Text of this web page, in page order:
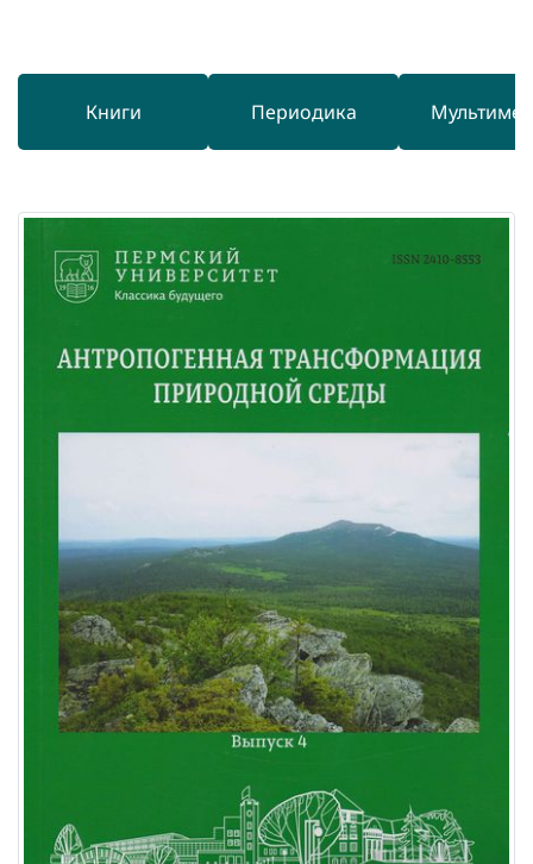
Книги Периодика